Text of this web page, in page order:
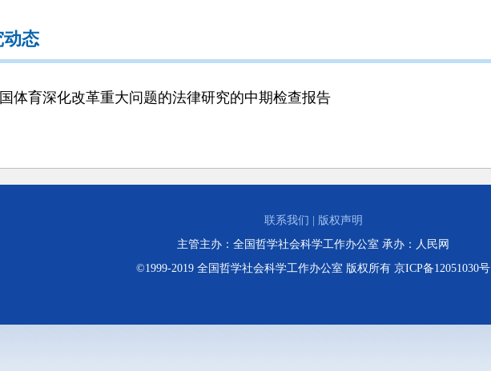
态
体育深化改革重大问题的法律研究的中期检查报告
联系我们
版权声明
主管主办：全国哲学社会科学工作办公室 承办：人民网
©1999-2019 全国哲学社会科学工作办公室 版权所有 京ICP备12051030号